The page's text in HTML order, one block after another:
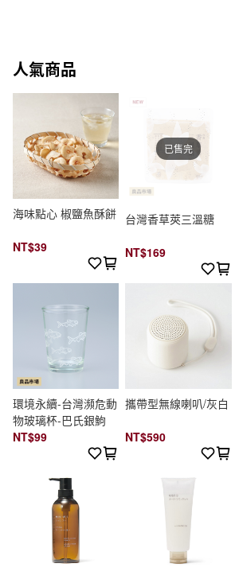
人氣商品
海味點心 椒鹽魚酥餅
NT$39
台灣香草莢三溫糖
NT$169
已售完
環境永續-台灣瀕危動
物玻璃杯-巴氏銀鮈
NT$99
攜帶型無線喇叭/灰白
NT$590